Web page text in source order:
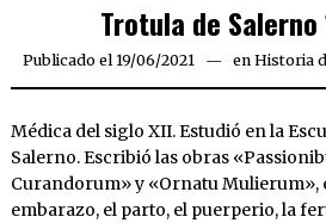
Trotula de Salerno
Publicado el 19/06/2021 19/06/2021
en Historia
Médica del siglo XII. Estudió en la
Salerno. Escribió las obras
Curandorum» y «Ornatu Mulierum»,
embarazo, el parto, el puerperio, la